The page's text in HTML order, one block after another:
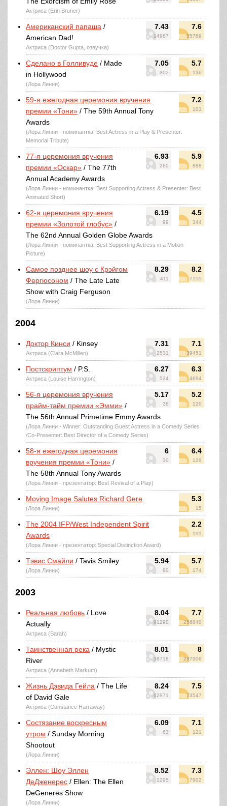
Актриса (Erin Bruner)
7.43
14987
7.6
55789
Американский папаша /
American Dad!
Актриса (Doctor Gupta, озвучка)
7.05
302
5.7
136
Сделано в Голливуде / Made
in Hollywood
(Лора Линни)
7.2
103
59-я ежегодная церемония вручения
премии «Тони» / The 59th Annual Tony
Awards
(Лора Линни - номинантка: Best Actress in a Play & Presenter:
Memorial Tribute)
6.93
260
5.9
888
77-я церемония вручения
премии «Оскар» / The 77th
Annual Academy Awards
(Лора Линни - номинантка: Best Supporting Actress & Presenter: Best
Animated Short)
6.19
99
4.5
344
62-я церемония вручения
премии «Золотой глобус» /
The 62nd Annual Golden Globe Awards
(Лора Линни - номинантка: Best Supporting Actress in a Motion
Picture)
8.29
411
8.2
7155
Самое позднее шоу с Крэйгом
Фергюсоном / The Late Late
Show with Craig Ferguson
(Лора Линни)
2004
7.31
2531
7.1
39451
Доктор Кинси / Kinsey
Актриса (Clara McMillen)
6.27
524
6.3
4694
Постскриптум / P.S.
Актриса (Louise Harrington)
5.17
38
5.2
120
56-я церемония вручения
прайм-тайм премии «Эмми» /
The 56th Annual Primetime Emmy Awards
(Лора Линни - Winner: Outstanding Guest Actress in a Comedy Series
/Co-Presenter: Best Director of a Comedy Series)
6
30
6.4
129
58-я ежегодная церемония
вручения премии «Тони» /
The 58th Annual Tony Awards
(Лора Линни - презентатор: Best Revival of a Play)
5.3
15
Moving Image Salutes Richard Gere
(Лора Линни)
2.2
191
The 2004 IFP/West Independent Spirit
Awards
(Лора Линни - презентатор: Special Distinction Award)
5.94
90
5.7
174
Тэвис Смайли / Tavis Smiley
(Лора Линни)
2003
8.04
91290
7.7
256840
Реальная любовь / Love
Actually
Актриса (Sarah)
8.01
38718
8
287906
Таинственная река / Mystic
River
Актриса (Annabeth Markum)
8.24
62971
7.5
73547
Жизнь Дэвида Гейла / The Life
of David Gale
Актриса (Constance Harraway)
6.09
63
7.1
121
Состязание воскресным
утром / Sunday Morning
Shootout
(Лора Линни)
8.52
1295
7.3
7902
Эллен: Шоу Эллен
ДеДженерес / Ellen: The Ellen
DeGeneres Show
(Лора Линни)